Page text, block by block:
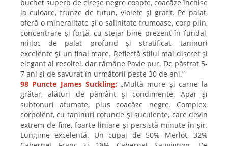
buchet superb de cireșe negre coapte, coacăze închise
la culoare, frunze de tutun, violete și grafit. Pe palat,
oferă o mineralitate și o salinitate frumoase, corp plin,
concentrare și forță, cu stejar bine prezent în fundal,
mijloc de palat profund și stratificat, taninuri
excelente și un final mare. Reflectă stilul mai discret și
elegant al recoltei, dar rămâne Pavie pur. De păstrat 5-
7 ani și de savurat în următorii peste 30 de ani.”
98 Puncte James Suckling:„Multă mure și carne la
grătar, alături de pământ și condimente. Apar și
subtonuri afumate, plus coacăze negre. Complex,
corpolent, cu taninuri rotunde și suculente, care devin
extrem de fine, foarte liniare și persistă minute în șir.
Lungime excelentă. Un cupaj de 50% Merlot, 32%